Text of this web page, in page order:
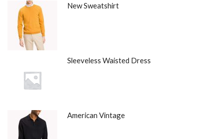
New Sweatshirt
Sleeveless Waisted Dress
American Vintage